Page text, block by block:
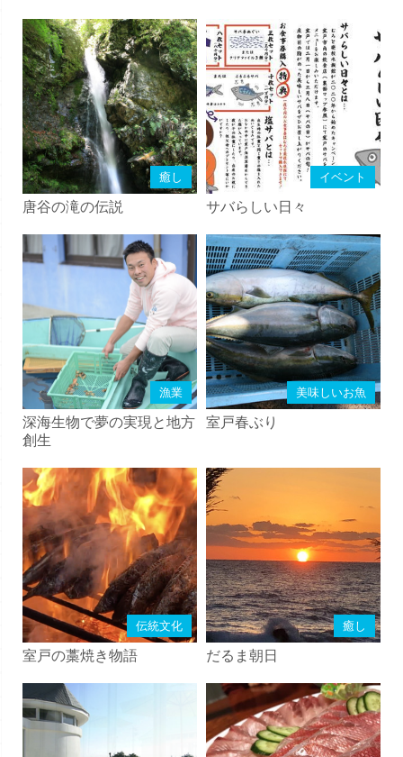
癒し
唐谷の滝の伝説
イベント
サバらしい日々
漁業
深海生物で夢の実現と地方
創生
美味しいお魚
室戸春ぶり
伝統文化
室戸の藁焼き物語
癒し
だるま朝日